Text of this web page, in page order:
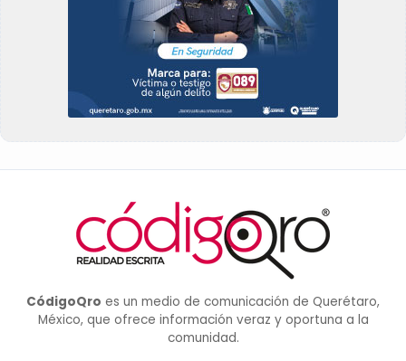
CódigoQro es un medio de comunicación de Querétaro,
México, que ofrece información veraz y oportuna a la
comunidad.